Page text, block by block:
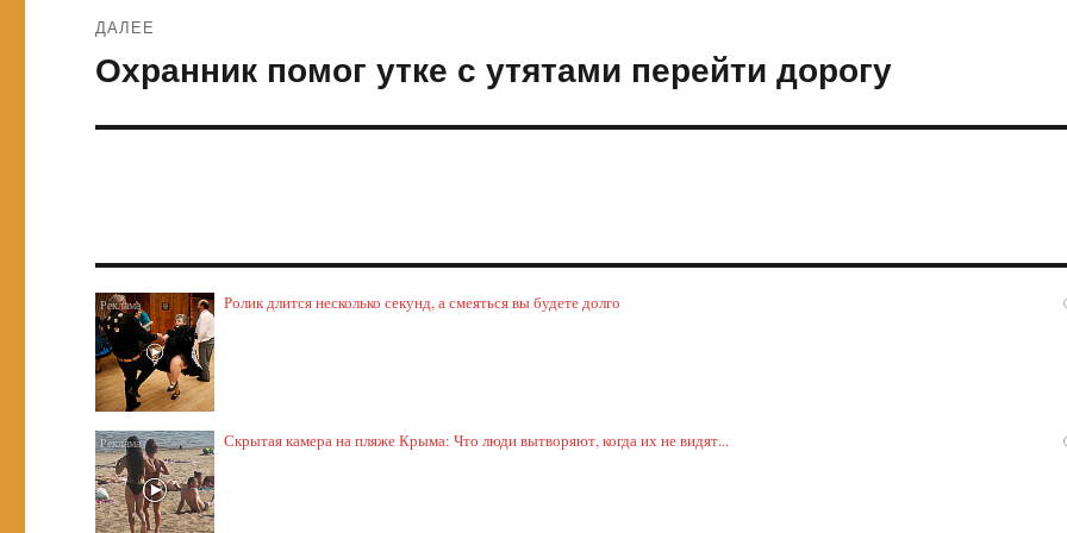
ДАЛЕЕ
Следующая
запись:
Охранник помог утке с утятами перейти дорогу
Ролик длится несколько секунд, а смеяться вы будете долго
Скрытая камера на пляже Крыма: Что люди вытворяют, когда их не видят...